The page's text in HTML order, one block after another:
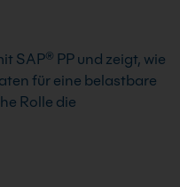
SAP® PP und zeigt, wie
für eine belastbare
Rolle die